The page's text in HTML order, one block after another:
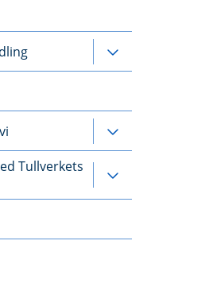
Tullverkets